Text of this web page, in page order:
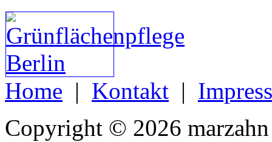
Home | Kontakt |
Copyright © 2026